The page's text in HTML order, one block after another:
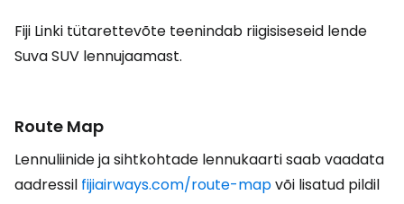
Fiji Linki tütarettevõte teenindab riigisiseseid lende
Suva SUV lennujaamast.
Route Map
Lennuliinide ja sihtkohtade lennukaarti saab vaadata
aadressil fijiairways.com/route-mapvõi lisatud pildil